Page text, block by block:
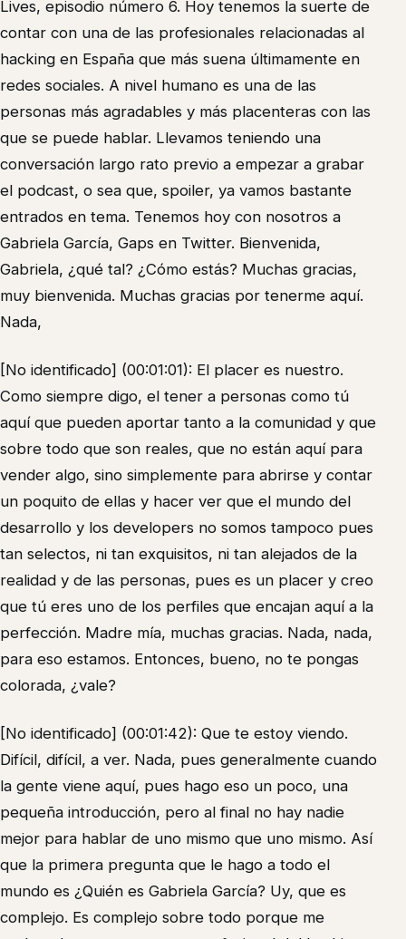
Lives, episodio número 6. Hoy tenemos la suerte de
contar con una de las profesionales relacionadas al
hacking en España que más suena últimamente en
redes sociales. A nivel humano es una de las
personas más agradables y más placenteras con las
que se puede hablar. Llevamos teniendo una
conversación largo rato previo a empezar a grabar
el podcast, o sea que, spoiler, ya vamos bastante
entrados en tema. Tenemos hoy con nosotros a
Gabriela García, Gaps en Twitter. Bienvenida,
Gabriela, ¿qué tal? ¿Cómo estás? Muchas gracias,
muy bienvenida. Muchas gracias por tenerme aquí.
Nada,
[No identificado] (00:01:01): El placer es nuestro.
Como siempre digo, el tener a personas como tú
aquí que pueden aportar tanto a la comunidad y que
sobre todo que son reales, que no están aquí para
vender algo, sino simplemente para abrirse y contar
un poquito de ellas y hacer ver que el mundo del
desarrollo y los developers no somos tampoco pues
tan selectos, ni tan exquisitos, ni tan alejados de la
realidad y de las personas, pues es un placer y creo
que tú eres uno de los perfiles que encajan aquí a la
perfección. Madre mía, muchas gracias. Nada, nada,
para eso estamos. Entonces, bueno, no te pongas
colorada, ¿vale?
[No identificado] (00:01:42): Que te estoy viendo.
Difícil, difícil, a ver. Nada, pues generalmente cuando
la gente viene aquí, pues hago eso un poco, una
pequeña introducción, pero al final no hay nadie
mejor para hablar de uno mismo que uno mismo. Así
que la primera pregunta que le hago a todo el
mundo es ¿Quién es Gabriela García? Uy, que es
complejo. Es complejo sobre todo porque me